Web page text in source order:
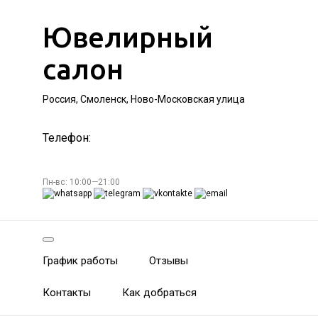
Ювелирный
салон
Россия, Смоленск, Ново-Московская улица
Телефон:
Пн-вс: 10:00—21:00
График работы Отзывы
Контакты Как добраться